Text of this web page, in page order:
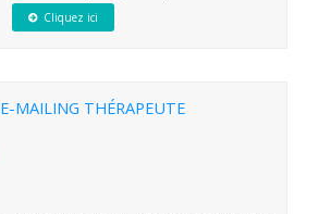
Cliquez ici
E-MAILING THÉRAPEUTE